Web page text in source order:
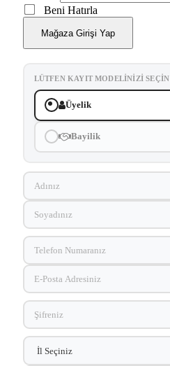
Beni Hatırla
Mağaza Girişi Yap
LÜTFEN KAYIT MODELINIZI SEÇIN
Üyelik
Bayilik